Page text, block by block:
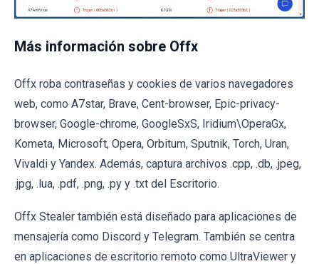
Más información sobre Offx
Offx roba contraseñas y cookies de varios navegadores
web, como A7star, Brave, Cent-browser, Epic-privacy-
browser, Google-chrome, GoogleSxS, Iridium\OperaGx,
Kometa, Microsoft, Opera, Orbitum, Sputnik, Torch, Uran,
Vivaldi y Yandex. Además, captura archivos .cpp, .db, .jpeg,
.jpg, .lua, .pdf, .png, .py y .txt del Escritorio.
Offx Stealer también está diseñado para aplicaciones de
mensajería como Discord y Telegram. También se centra
en aplicaciones de escritorio remoto como UltraViewer y